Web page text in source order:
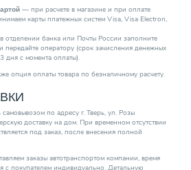
— при расчете в магазине и при оплате
карты платежных систем Visa, Visa Electron,
отделении банка или Почты России заполните
передайте оператору (срок зачисления денежных
дня с момента оплаты).
опция оплаты товара по безналичному расчету.
по адресу г. Тверь, ул. Розы
доставку на дом. При временном отсутствии
под заказ, после внесения полной
заказы автотранспортом компании, время
с покупателем индивидуально. Детальную